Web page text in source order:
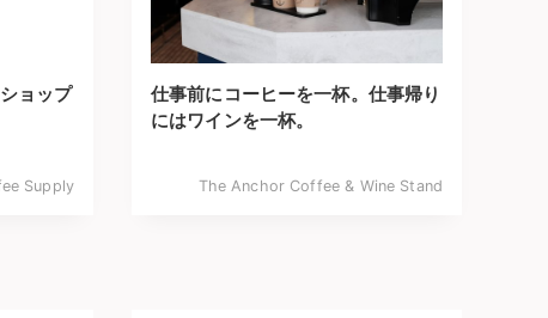
ョップ
Supply
仕事前にコーヒーを一杯。仕事帰り
にはワインを一杯。
The Anchor Coffee & Wine Stand